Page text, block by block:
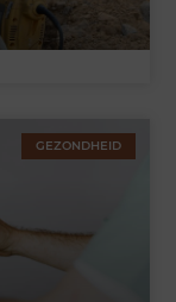
GEZONDHEID